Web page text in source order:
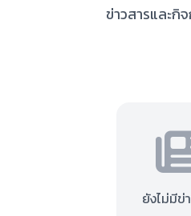
ข่าวสารและกิ
ยังไม่มีข่